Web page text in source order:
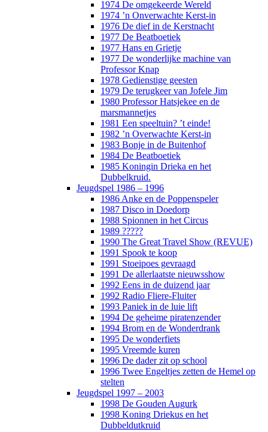
1974 De omgekeerde Wereld
1974 ’n Onverwachte Kerst-in
1976 De dief in de Kerstnacht
1977 De Beatboetiek
1977 Hans en Grietje
1977 De wonderlijke machine van
Professor Knap
1978 Gedienstige geesten
1979 De terugkeer van Jofele Jim
1980 Professor Hatsjekee en de
marsmannetjes
1981 Een speeltuin? ’t einde!
1982 ’n Overwachte Kerst-in
1983 Bonje in de Buitenhof
1984 De Beatboetiek
1985 Koningin Drieka en het
Dubbelkruid.
Jeugdspel 1986 – 1996
1986 Anke en de Poppenspeler
1987 Disco in Doedorp
1988 Spionnen in het Circus
1989 ?????
1990 The Great Travel Show (REVUE)
1991 Spook te koop
1991 Stoeipoes gevraagd
1991 De allerlaatste nieuwsshow
1992 Eens in de duizend jaar
1992 Radio Fliere-Fluiter
1993 Paniek in de luie lift
1994 De geheime piratenzender
1994 Brom en de Wonderdrank
1995 De wonderfiets
1995 Vreemde kuren
1996 De dader zit op school
1996 Twee Engeltjes zetten de Hemel op
stelten
Jeugdspel 1997 – 2003
1998 De Gouden Augurk
1998 Koning Driekus en het
Dubbeldutkruid